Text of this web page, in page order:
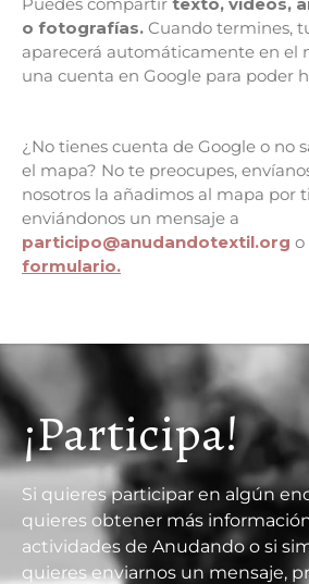
o fotografías. Cuando termines,
aparecerá automáticamente en el
una cuenta en Google para poder
¿No tienes cuenta de Google o no
el mapa? No te preocupes,
nosotros la añadimos al mapa por
enviándonos un mensaje a
participo@anudandotextil.org o
formulario.
¡Participa!
Si quieres participar en algún
quieres obtener más
actividades de Anudando o si
quieres enviarnos un mensaje,